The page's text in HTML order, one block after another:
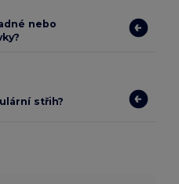
nebo
střih?